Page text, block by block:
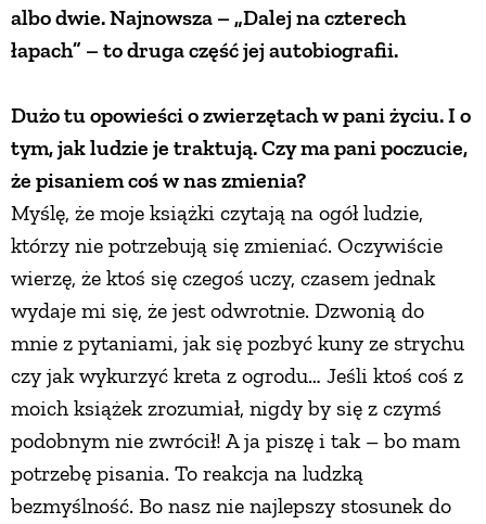
albo dwie. Najnowsza – „Dalej na czterech
łapach” – to druga część jej autobiografii.
Dużo tu opowieści o zwierzętach w pani życiu. I o
tym, jak ludzie je traktują. Czy ma pani poczucie,
że pisaniem coś w nas zmienia?
Myślę, że moje książki czytają na ogół ludzie,
którzy nie potrzebują się zmieniać. Oczywiście
wierzę, że ktoś się czegoś uczy, czasem jednak
wydaje mi się, że jest odwrotnie. Dzwonią do
mnie z pytaniami, jak się pozbyć kuny ze strychu
czy jak wykurzyć kreta z ogrodu… Jeśli ktoś coś z
moich książek zrozumiał, nigdy by się z czymś
podobnym nie zwrócił! A ja piszę i tak – bo mam
potrzebę pisania. To reakcja na ludzką
bezmyślność. Bo nasz nie najlepszy stosunek do